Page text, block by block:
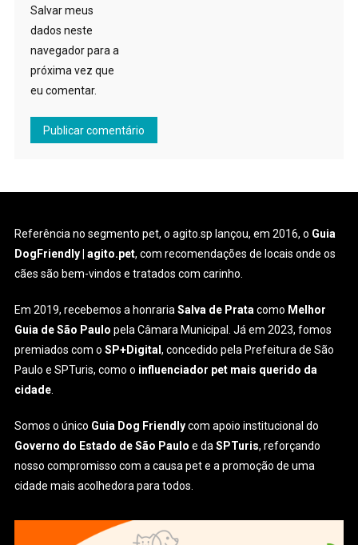
Salvar meus
dados neste
navegador para a
próxima vez que
eu comentar.
Referência no segmento pet, o agito.sp lançou, em 2016, o Guia
DogFriendly | agito.pet, com recomendações de locais onde os
cães são bem-vindos e tratados com carinho.
Em 2019, recebemos a honrariaSalva de Prata como Melhor
Guia de São Paulo pela Câmara Municipal. Já em 2023, fomos
premiados com oSP+Digital, concedido pela Prefeitura de São
Paulo e SPTuris, como o influenciador pet mais querido da
cidade
Somos o único Guia Dog Friendlycom apoio institucional do
Governo do Estado de São Paulo e daSPTuris, reforçando
nosso compromisso com a causa pet e a promoção de uma
cidade mais acolhedora para todos.